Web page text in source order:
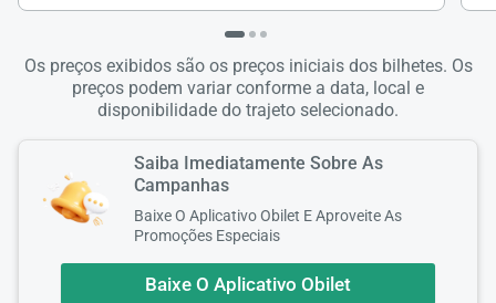
Os preços exibidos são os preços iniciais dos bilhetes. Os
preços podem variar conforme a data, local e
disponibilidade do trajeto selecionado.
Saiba Imediatamente Sobre As
Campanhas
Baixe O Aplicativo Obilet E Aproveite As
Promoções Especiais
Baixe O Aplicativo Obilet